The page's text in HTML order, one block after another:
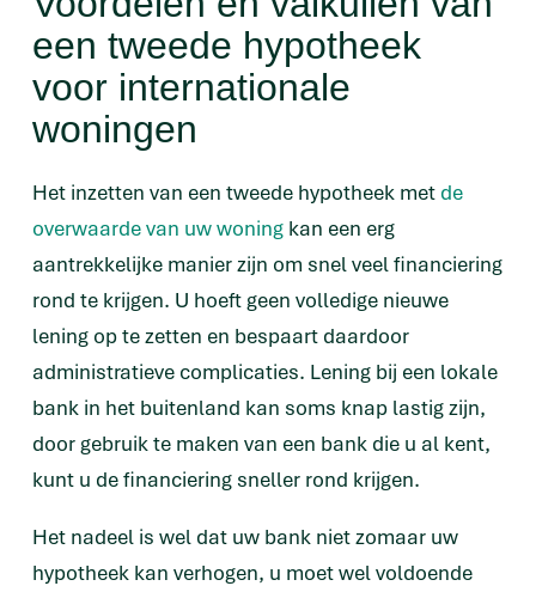
een tweede hypotheek
voor internationale
woningen
Het inzetten van een tweede hypotheek met de
overwaarde van uw woning kan een erg
aantrekkelijke manier zijn om snel veel financiering
rond te krijgen. U hoeft geen volledige nieuwe
lening op te zetten en bespaart daardoor
administratieve complicaties. Lening bij een lokale
bank in het buitenland kan soms knap lastig zijn,
door gebruik te maken van een bank die u al kent,
kunt u de financiering sneller rond krijgen.
Het nadeel is wel dat uw bank niet zomaar uw
hypotheek kan verhogen, u moet wel voldoende